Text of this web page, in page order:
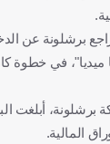
تراجع برشلونة عن
في خطوة
أبلغت
المالية.